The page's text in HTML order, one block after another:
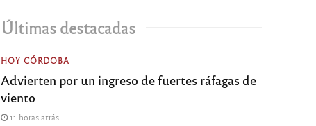
Últimas destacadas
HOY CÓRDOBA
Advierten por un ingreso de fuertes ráfagas de
viento
11 horas atrás